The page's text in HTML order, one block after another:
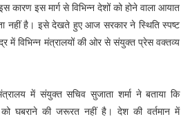
कारण इस मार्ग से विभिन्न देशों को होने वाला आयात
नहीं है। इसे देखते हुए आज सरकार ने स्थिति स्पष्ट
में विभिन्न मंत्रालयों की ओर से संयुक्त प्रेस वक्तव्य
में संयुक्त सचिव सुजाता शर्मा ने बताया कि
घबराने की जरूरत नहीं है। देश की वर्तमान में